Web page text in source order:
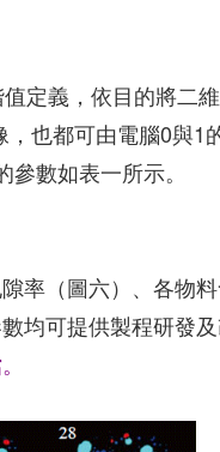
定義，依目的將二
也都可由電腦0與1
數如表一所示。
率（圖六）、各物
均可提供製程研發